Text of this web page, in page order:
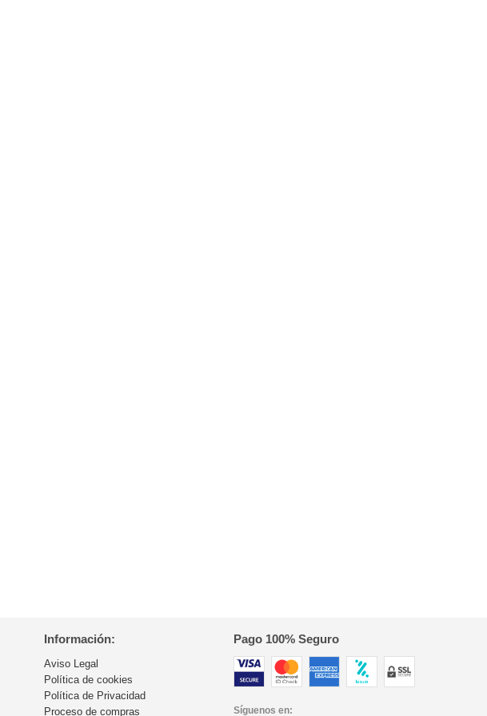
Información:
Aviso Legal
Política de cookies
Política de Privacidad
Proceso de compras
Pago 100% Seguro
Síguenos en: